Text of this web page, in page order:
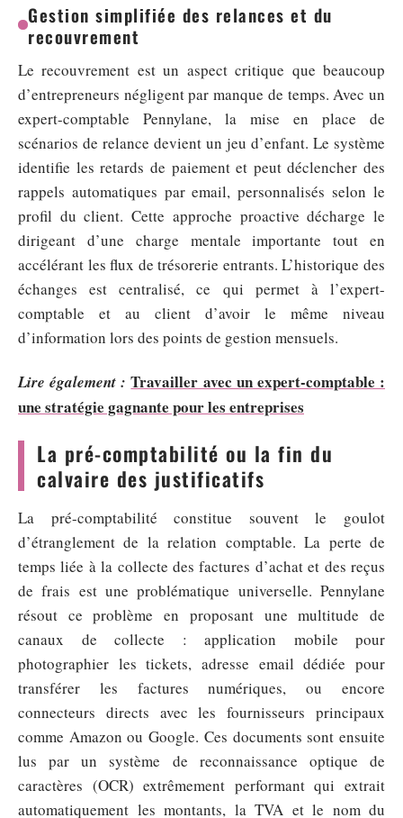
Gestion simplifiée des relances et du
recouvrement
Le recouvrement est un aspect critique que beaucoup
d’entrepreneurs négligent par manque de temps. Avec un
expert-comptable Pennylane, la mise en place de
scénarios de relance devient un jeu d’enfant. Le système
identifie les retards de paiement et peut déclencher des
rappels automatiques par email, personnalisés selon le
profil du client. Cette approche proactive décharge le
dirigeant d’une charge mentale importante tout en
accélérant les flux de trésorerie entrants. L’historique des
échanges est centralisé, ce qui permet à l’expert-
comptable et au client d’avoir le même niveau
d’information lors des points de gestion mensuels.
Lire également : Travailler avec un expert-comptable :
une stratégie gagnante pour les entreprises
La pré-comptabilité ou la fin du
calvaire des justificatifs
La pré-comptabilité constitue souvent le goulot
d’étranglement de la relation comptable. La perte de
temps liée à la collecte des factures d’achat et des reçus
de frais est une problématique universelle. Pennylane
résout ce problème en proposant une multitude de
canaux de collecte : application mobile pour
photographier les tickets, adresse email dédiée pour
transférer les factures numériques, ou encore
connecteurs directs avec les fournisseurs principaux
comme Amazon ou Google. Ces documents sont ensuite
lus par un système de reconnaissance optique de
caractères (OCR) extrêmement performant qui extrait
automatiquement les montants, la TVA et le nom du